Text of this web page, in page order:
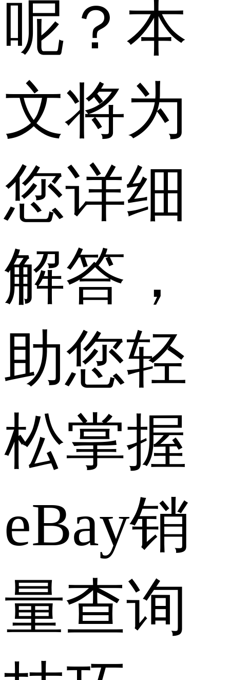
呢？本
文将为
您详细
解答，
助您轻
松掌握
eBay销
量查询